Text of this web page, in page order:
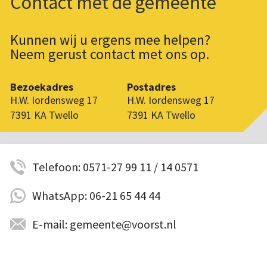
Kunnen wij u ergens mee helpen?
Neem gerust contact met ons op.
Bezoekadres
H.W. Iordensweg 17
7391 KA Twello
Postadres
H.W. Iordensweg 17
7391 KA Twello
Telefoon: 0571-27 99 11 / 14 0571
WhatsApp: 06-21 65 44 44
E-mail: gemeente@voorst.nl